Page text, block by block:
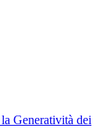
Generatività dei